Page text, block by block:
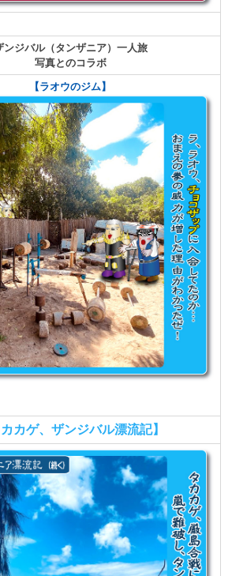
ンジバル（タンザニア）一人旅
写真とのコラボ
【ラオウのジム】
カカゲ、ザンジバル漂流記】